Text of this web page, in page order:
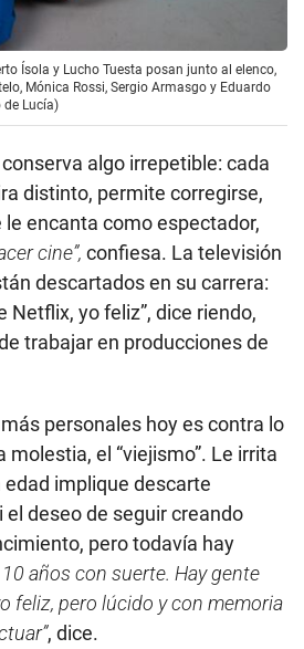
Ísola y Lucho Tuesta posan junto al elenco,
Mónica Rossi, Sergio Armasgo y Eduardo
de Lucía)
algo irrepetible: cada
distinto, permite corregirse,
le encanta como espectador,
cine”, confiesa. La televisión
descartados en su carrera:
Netflix, yo feliz”, dice riendo,
trabajar en producciones de
personales hoy es contra lo
molestia, el “viejismo”. Le irrita
edad implique descarte
deseo de seguir creando
pero todavía hay
10 años con suerte. Hay gente
feliz, pero lúcido y con memoria
, dice.